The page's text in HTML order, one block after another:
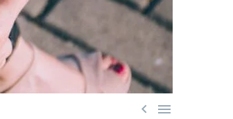
 